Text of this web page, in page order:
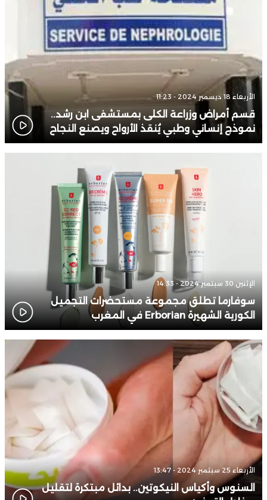
الأربعاء 18 ديسمبر 2024 - 11:23
قسم أمراض وزراعة الكلى بمستشفى ابن رشد..
نموذج إنساني وطبي يُنقذ الأرواح ويصنع النجاح
الإثنين 30 سبتمبر 2024 - 14:33
سوفارما تطلق مجموعة مستحضرات التجميل
الكورية الشهيرة Erborian في المغرب
الأربعاء 25 سبتمبر 2024 - 13:47
السنوس وأكياس النيكوتين.. بدائل مبتكرة لتقليل